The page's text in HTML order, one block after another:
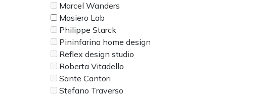
Marcel Wanders
Masiero Lab
Philippe Starck
Pininfarina home design
Reflex design studio
Roberta Vitadello
Sante Cantori
Stefano Traverso